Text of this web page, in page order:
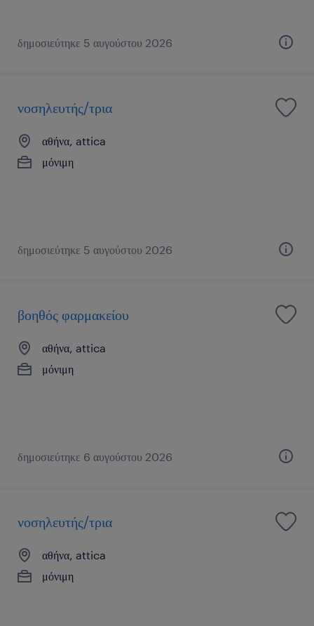
δημοσιεύτηκε 5 αυγούστου 2026
νοσηλευτής/τρια
αθήνα, attica
μόνιμη
δημοσιεύτηκε 5 αυγούστου 2026
βοηθός φαρμακείου
αθήνα, attica
μόνιμη
δημοσιεύτηκε 6 αυγούστου 2026
νοσηλευτής/τρια
αθήνα, attica
μόνιμη